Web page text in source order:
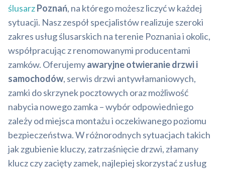
ślusarzPoznań, na którego możesz liczyć w każdej
sytuacji. Nasz zespół specjalistów realizuje szeroki
zakres usług ślusarskich na terenie Poznania i okolic,
współpracując z renomowanymi producentami
zamków. Oferujemyawaryjne otwieranie drzwi i
samochodów, serwis drzwi antywłamaniowych,
zamki do skrzynek pocztowych oraz możliwość
nabycia nowego zamka – wybór odpowiedniego
zależy od miejsca montażu i oczekiwanego poziomu
bezpieczeństwa. W różnorodnych sytuacjach takich
jak zgubienie kluczy, zatrzaśnięcie drzwi, złamany
klucz czy zacięty zamek, najlepiej skorzystać z usług